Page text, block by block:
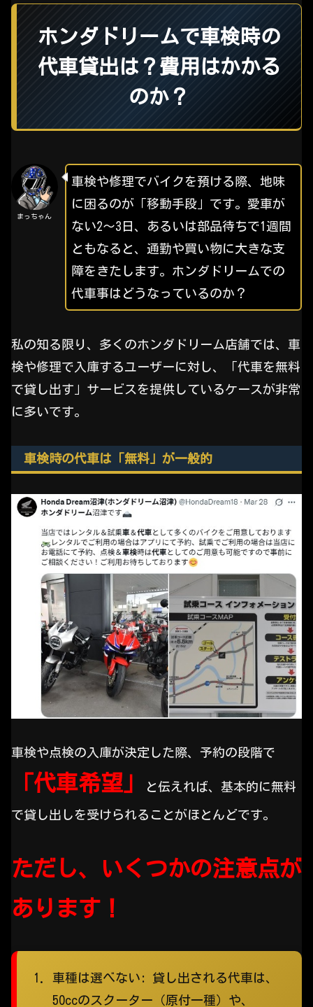
ホンダドリームで車検時の
代車貸出は？費用はかかる
のか？
まっちゃん
車検や修理でバイクを預ける際、地味
に困るのが「移動手段」です。愛車が
ない2～3日、あるいは部品待ちで1週間
ともなると、通勤や買い物に大きな支
障をきたします。ホンダドリームでの
代車事はどうなっているのか？
私の知る限り、多くのホンダドリーム店舗では、車
検や修理で入庫するユーザーに対し、「代車を無料
で貸し出す」サービスを提供しているケースが非常
に多いです。
車検時の代車は「無料」が一般的
車検や点検の入庫が決定した際、予約の段階で
「代車希望」 と伝えれば、基本的に無料
で貸し出しを受けられることがほとんどです。
ただし、いくつかの注意点が
あります！
車種は選べない:
貸し出される代車は、
50ccのスクーター（原付一種）や、